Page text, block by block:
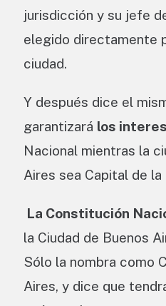
jurisdicción y su jefe
elegido directamente
ciudad.
Y después dice el
garantizará los
Nacional mientras la
Aires sea Capital de la
La Constitución
la Ciudad de Buenos
Sólo la nombra como
Aires, y dice que